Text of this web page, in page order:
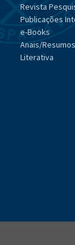
Revista
Publicações
e-Books
Anais/Resumos
Literativa